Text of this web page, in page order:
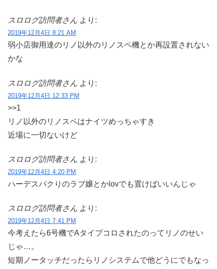
スロログ訪問者さん より:
2019年12月4日 8:21 AM
弱小店御用達のリノ以外のリノスペ機とか再設置されない
かな
スロログ訪問者さん より:
2019年12月4日 12:33 PM
>>1
リノ以外のリノスペはナイツめっちゃすき
近場に一切ないけど
スロログ訪問者さん より:
2019年12月4日 4:20 PM
ハーデスパクりのラブ嬢とかlovでも置けばいいんじゃ
スロログ訪問者さん より:
2019年12月4日 7:41 PM
今考えたら6号機でAタイプコロされたのってリノのせい
じゃ…。
短期ノータッチだったらリノシステムで他どうにでもなっ